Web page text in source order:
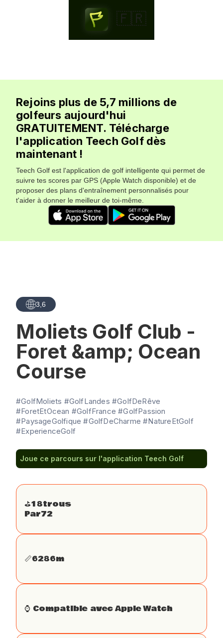
🇫🇷
Rejoins plus de 5,7 millions de
golfeurs aujourd'hui
GRATUITEMENT. Télécharge
l'application Teech Golf dès
maintenant !
Teech Golf est l'application de golf intelligente qui permet de
suivre tes scores par GPS (Apple Watch disponible) et de
proposer des plans d'entraînement personnalisés pour
t'aider à donner le meilleur de toi-même.
3,6
Moliets Golf Club -
Foret &amp; Ocean
Course
#GolfMoliets #GolfLandes #GolfDeRêve
#ForetEtOcean #GolfFrance #GolfPassion
#PaysageGolfique #GolfDeCharme #NatureEtGolf
#ExperienceGolf
Joue ce parcours sur l'application Teech Golf
⛳️18trous
Par72
📏6286m
⌚️ Compatible avec Apple Watch